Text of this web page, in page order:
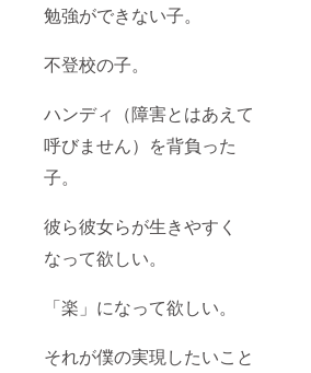
勉強ができない子。
不登校の子。
ハンディ（障害とはあえて
呼びません）を背負った
子。
彼ら彼女らが生きやすく
なって欲しい。
「楽」になって欲しい。
それが僕の実現したいこと